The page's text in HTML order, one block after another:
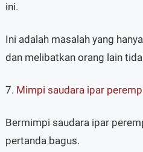
ini.
Ini adalah masalah yang
dan melibatkan orang lain
7. Mimpi saudara ipar
Bermimpi saudara ipar
pertanda bagus.